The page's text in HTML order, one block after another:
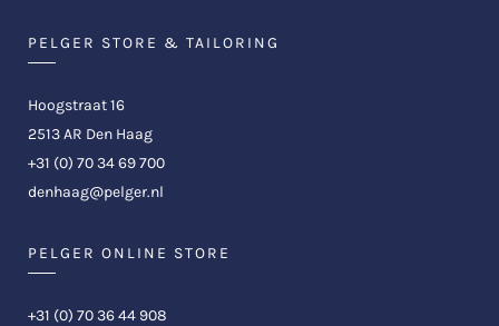
PELGER STORE & TAILORING
Hoogstraat 16
2513 AR Den Haag
+31 (0) 70 34 69 700
denhaag@pelger.nl
PELGER ONLINE STORE
+31 (0) 70 36 44 908